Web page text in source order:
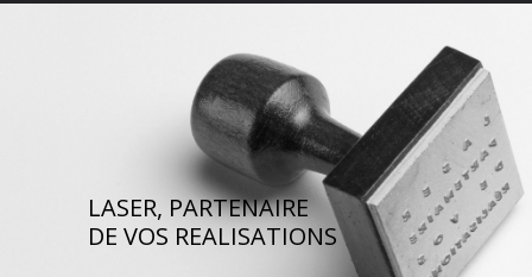
LASER, PARTENAIRE
DE VOS REALISATIONS